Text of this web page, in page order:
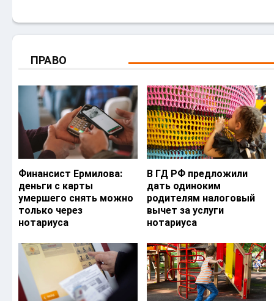
ПРАВО
Финансист Ермилова:
деньги с карты
умершего снять можно
только через
нотариуса
В ГД РФ предложили
дать одиноким
родителям налоговый
вычет за услуги
нотариуса